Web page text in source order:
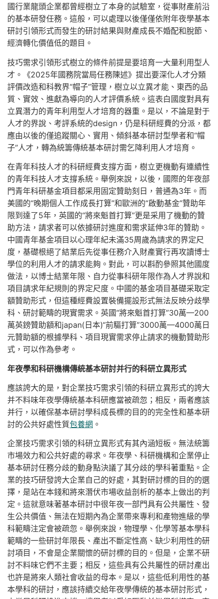
國行業龍頭企業都曾經樹立了本身的試驗室，從事財產前沿
的基本研發任務。這般，可以處理以後僅僅依附年夜學基本
研討引領形式而發生的研討結果與財產成長不婚配和脫節、
經濟轉化價值低的題目。
技巧需求引領形式樹立的條件前提是要培育一大量利用型人
才。《2025年國務院當局任務陳述》提出要深化人才分類
評價改造和科教界“帽子”管理，樹立以立異才能、東西的品
質、實效、進獻為導向的人才評價系統。這表白國度對具有
立異潛力的青年利用型人才培育的器重。是以，不論是對于
人才的界說、考評系統的design，仍是科研經費的分派，都
應由以後的僅追蹤關心、實用、傾斜基本研討型學者和“帽
子”人才，轉為統籌傳統基本研討需乞降利用人才培育。
在青年科技人才的科研經費支撐方面，樹立更機動有連續性
的青年科技人才支撐系統。舉例來說，以後，國際的年夜部
門青年科研基金項目都采用固定贊助刻日，普通為3年。而
美國的“晚期個人工作成長打算”和歐洲的“啟動基金”贊助年
限到達了5年，英國的“將來魁首打算”更是采用了機動的贊
助方法，請求者可以依據研討進度和需求延伸3年的贊助。
中國青年基金項目以心理年紀未滿35周歲為請求的界定尺
度，基礎根絕了結業后先從事任務介入財產實行再攻讀博士
學位的利用人才的請求能夠。對此，可以斟酌參照其他國度
做法，以博士結業年限、自力從事科研年限作為人才界說和
項目請求年紀規則的界定尺度。中國的基金項目基礎采取定
額贊助形式，但這種經費設置裝備擺設形式無法反映分歧學
科、研討範疇的現實需求。英國“將來魁首打算”30萬—200
萬英鎊贊助額和japan(日本)“前驅打算”3000萬—4000萬日
元贊助額的根據學科、項目現實需求停止請求的機動贊助形
式，可以作為參考。
年夜學和科研機構傳統基本研討并行的科研立異形式
應該誇大的是，對企業技巧需求引領的科研立異形式的誇大
并不料味年夜學傳統基本科研應當被疏忽；相反，兩者應該
并行，以確保基本研討學科成長標的目的的完全性和基本研
討的公共好處性質包養網 。
企業技巧需求引領的科研立異形式有其內涵短板。無法統籌
市場效力和公共好處的尋求。年夜學、科研機構和企業停止
基本研討任務分歧的動身點決議了其分歧的學科著重點。企
業的技巧研發誇大企業自己的好處，其對研討標的目的的選
擇，是站在本錢和將來潛伏市場收益剖析的基本上做出的判
定。這就意味著基本研討中很年夜一部門具有公共屬性、發
生公共價值、無法在短期內為企業帶來專利和產物進級的學
科範疇注定會被疏忽。舉例來說，物理學、化學等基本學科
範疇的一些研討年限長、產出不斷定性高、缺少利用性的研
討項目，不會是企業關懷的研討標的目的。但是，企業不研
討不料味它們不主要；相反，這些具有公共屬性的研討產出
也許是將來人類社會收益的母本。是以，這些低利用性的基
本學科的研討，應該持續交給年夜學傳統的基本研討形式，